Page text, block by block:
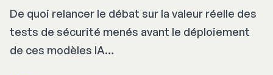
De quoi relancer le débat sur la valeur réelle des
tests de sécurité menés avant le déploiement
de ces modèles IA…